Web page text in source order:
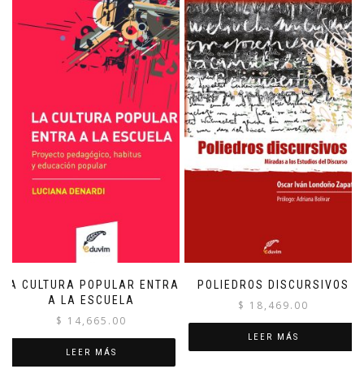
LA CULTURA POPULAR ENTRA
A LA ESCUELA
$ 14,665.00
LEER MÁS
POLIEDROS DISCURSIVOS
$ 18,469.00
LEER MÁS